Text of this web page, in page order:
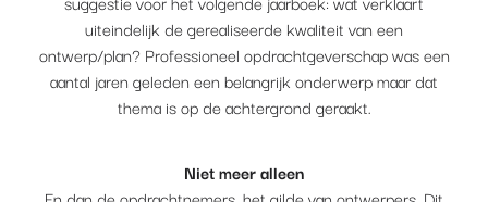
uiteindelijk de gerealiseerde kwaliteit van een
ontwerp/plan? Professioneel opdrachtgeverschap was een
aantal jaren geleden een belangrijk onderwerp maar dat
thema is op de achtergrond geraakt.
Niet meer alleen